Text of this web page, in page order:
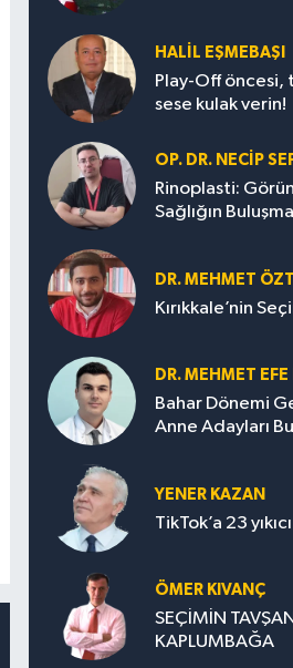
HALIL EŞMEBAŞI
Play-Off
sese kulak verin!
OP. DR. NECIP
Rinoplasti:
Sağlığın
DR. MEHMET
Kırıkkale’nin
DR. MEHMET EFE
Bahar Dönemi
Anne Adayları
YENER KAZAN
TikTok’a 23
ÖMER KIVANÇ
SEÇİMİN
KAPLUMBAĞA